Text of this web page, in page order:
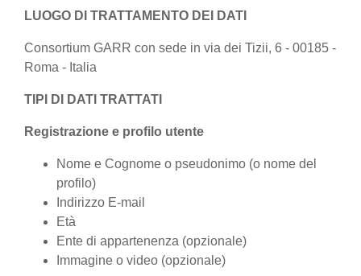
LUOGO DI TRATTAMENTO DEI DATI
Consortium GARR con sede in via dei Tizii, 6 - 00185 -
Roma - Italia
TIPI DI DATI TRATTATI
Registrazione e profilo utente
Nome e Cognome o pseudonimo (o nome del
profilo)
Indirizzo E-mail
Età
Ente di appartenenza (opzionale)
Immagine o video (opzionale)